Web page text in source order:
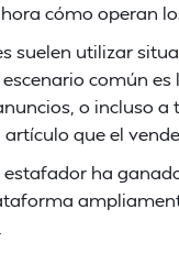
cómo operan
suelen utilizar
común
o incluso a
que el
estafador ha